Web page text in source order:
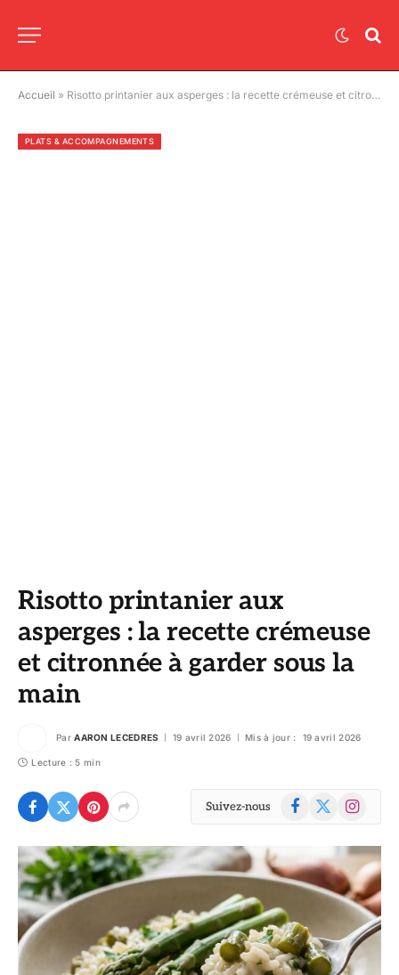
Accueil » Risotto printanier aux asperges : la recette crémeuse et citronnée à garder sous la main
PLATS & ACCOMPAGNEMENTS
Risotto printanier aux
asperges : la recette crémeuse
et citronnée à garder sous la
main
Par AARON LECEDRES 19 avril 2026 Mis à jour : 19 avril 2026
Lecture : 5 min
Suivez-nous Facebook
X
Instagram
© DR